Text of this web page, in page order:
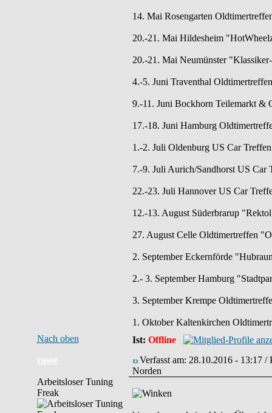
14. Mai Rosengarten
20.-21. Mai Hildesheim
20.-21. Mai Neumünster
4.-5. Juni Traventhal
9.-11. Juni Bockhorn Teilemarkt &
17.-18. Juni Hamburg
1.-2. Juli Oldenburg US Car
7.-9. Juli Aurich/Sandhorst US Car
22.-23. Juli Hannover US Car
12.-13. August Süderbrarup
27. August Celle Oldtimertreffen
2. September Eckernförde
2.- 3. September Hamburg
3. September Krempe
1. Oktober Kaltenkirchen
Nach oben
Ist: Offline
rasse
Arbeitsloser Tuning
Freak
Verfasst am: 28.10.2016 - 13:17 /
Norden